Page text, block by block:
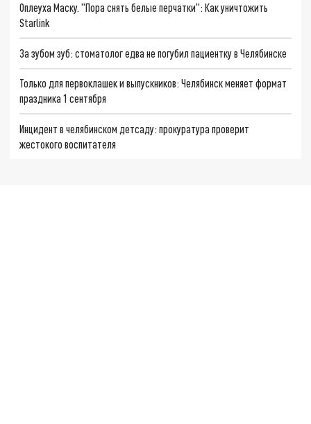
Оплеуха Маску. "Пора снять белые перчатки": Как уничтожить
Starlink
За зубом зуб: стоматолог едва не погубил пациентку в Челябинске
Только для первоклашек и выпускников: Челябинск меняет формат
праздника 1 сентября
Инцидент в челябинском детсаду: прокуратура проверит
жестокого воспитателя